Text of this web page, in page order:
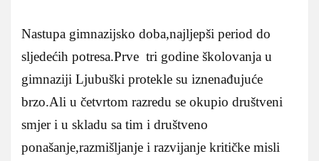
Nastupa gimnazijsko doba,najljepši period do
sljedećih potresa.Prve tri godine školovanja u
gimnaziji Ljubuški protekle su iznenađujuće
brzo.Ali u četvrtom razredu se okupio društveni
smjer i u skladu sa tim i društveno
ponašanje,razmišljanje i razvijanje kritičke misli